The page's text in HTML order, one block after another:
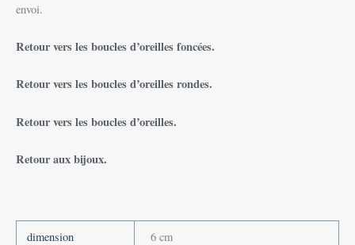
envoi.
Retour vers les boucles d’oreilles foncées.
Retour vers les boucles d’oreilles rondes.
Retour vers les boucles d’oreilles.
Retour aux bijoux.
dimension 6 cm